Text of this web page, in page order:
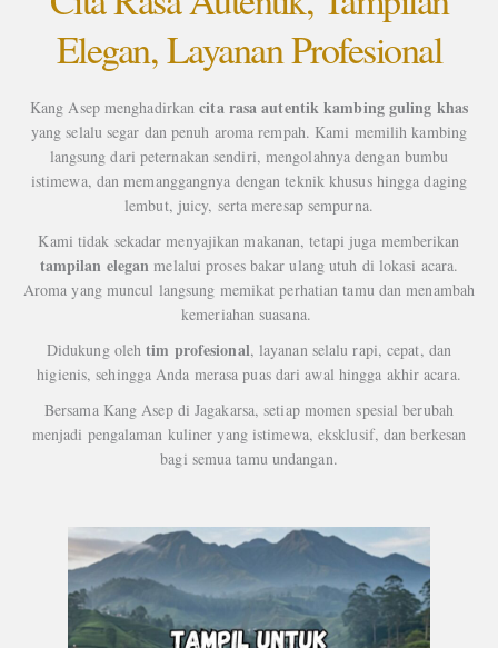
Elegan, Layanan Profesional
Kang Asep menghadirkancita rasa autentik kambing guling khas
yang selalu segar dan penuh aroma rempah. Kami memilih kambing
langsung dari peternakan sendiri, mengolahnya dengan bumbu
istimewa, dan memanggangnya dengan teknik khusus hingga daging
lembut, juicy, serta meresap sempurna.
Kami tidak sekadar menyajikan makanan, tetapi juga memberikan
tampilan elegan melalui proses bakar ulang utuh di lokasi acara.
Aroma yang muncul langsung memikat perhatian tamu dan menambah
kemeriahan suasana.
Didukung olehtim profesional, layanan selalu rapi, cepat, dan
higienis, sehingga Anda merasa puas dari awal hingga akhir acara.
Bersama Kang Asep di Jagakarsa, setiap momen spesial berubah
menjadi pengalaman kuliner yang istimewa, eksklusif, dan berkesan
bagi semua tamu undangan.